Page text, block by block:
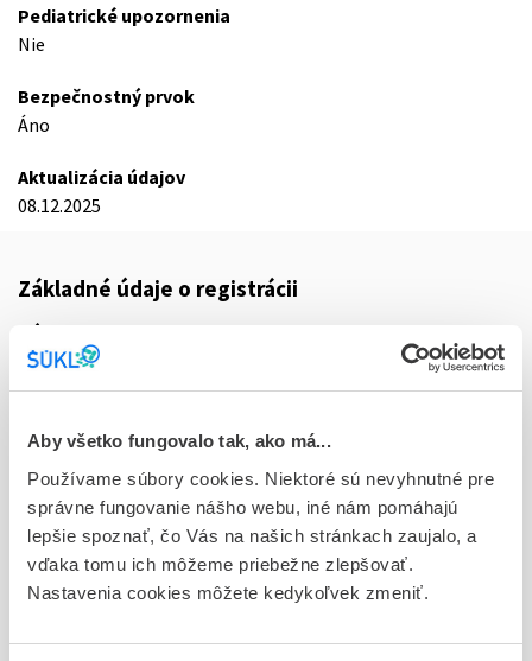
Aby všetko fungovalo tak, ako má...
Používame súbory cookies. Niektoré sú nevyhnutné pre
správne fungovanie nášho webu, iné nám pomáhajú
lepšie spoznať, čo Vás na našich stránkach zaujalo, a
vďaka tomu ich môžeme priebežne zlepšovať.
Nastavenia cookies môžete kedykoľvek zmeniť.
Pediatrické upozornenia
Nie
Bezpečnostný prvok
Áno
Aktualizácia údajov
08.12.2025
Základné údaje o registrácii
Kód
8941E
16/0026/25-S
Doplnok
tbl flm 100x30 mg (blis.Al-PVC/PE/PVDC )
Stav
R - Aktuálna registrácia